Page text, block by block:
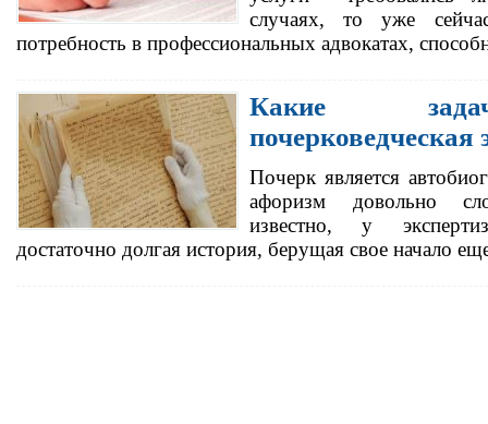
случаях, то уже
потребность в профессиональных адвокатах,
Какие
почерковедческая
Почерк является
афоризм довольно
известно, у
достаточно долгая история, берущая свое начало